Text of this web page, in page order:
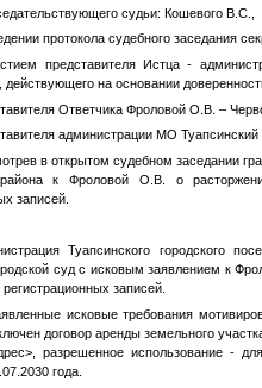
судьи: Кошевого В.С.,
протокола судебного заседания
представителя Истца -
на основании
Ответчика Фроловой О.В. –
администрации МО
в открытом судебном заседании
района кФроловой О.В.
о
записей.
Туапсинского городского
суд с исковым заявлением к
записей.
исковые требования
договор аренды земельного
, разрешенное использование -
года.